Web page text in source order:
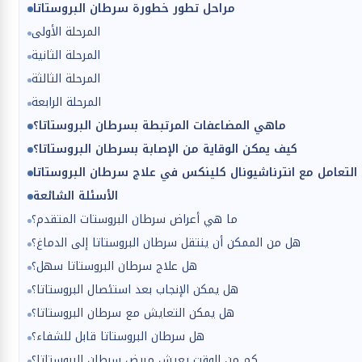
مراحل تطور خطورة سرطان البروستاتا
ماهي المضاعفات المرتبطة بسرطان البروستاتا؟
كيف يمكن الوقاية من الإصابة بسرطان البروستاتا؟
الأسئلة الشائعة
ما هي أعراض سرطان البروستات المتقدم؟
هل من الممكن أن ينتقل سرطان البروستاتا إلى الدماغ؟
هل علاج سرطان البروستاتا سهل؟
هل يمكن الإنجاب بعد استئصال البروستاتا؟
هل يمكن التعايش مع سرطان البروستاتا؟
هل سرطان البروستاتا قابل للشفاء؟